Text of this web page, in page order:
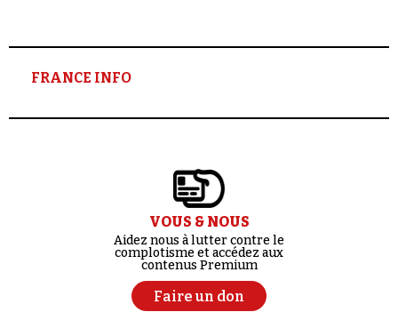
FRANCE INFO
VOUS & NOUS
Aidez nous à lutter contre le
complotisme et accédez aux
contenus Premium
Faire un don